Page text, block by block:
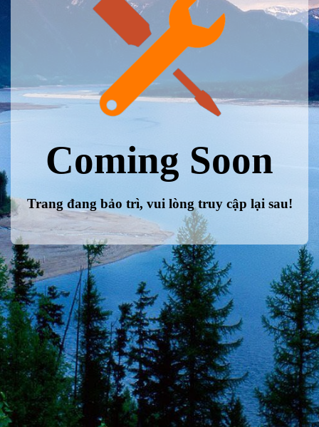
Coming Soon
Trang đang bảo trì, vui lòng truy cập lại sau!